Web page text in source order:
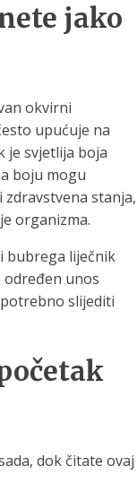
jako
okvirni
upućuje na
je svjetlija boja
boju mogu
stanja,
organizma.
bubrega liječnik
unos
slijediti
dok čitate ovaj